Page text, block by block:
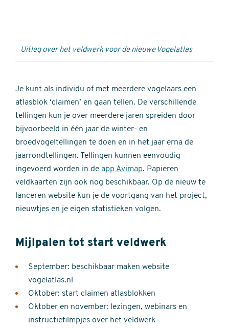
Uitleg over het veldwerk voor de nieuwe Vogelatlas
Je kunt als individu of met meerdere vogelaars een
atlasblok ‘claimen’ en gaan tellen. De verschillende
tellingen kun je over meerdere jaren spreiden door
bijvoorbeeld in één jaar de winter- en
broedvogeltellingen te doen en in het jaar erna de
jaarrondtellingen. Tellingen kunnen eenvoudig
ingevoerd worden in de app Avimap. Papieren
veldkaarten zijn ook nog beschikbaar. Op de nieuw te
lanceren website kun je de voortgang van het project,
nieuwtjes en je eigen statistieken volgen.
Mijlpalen tot start veldwerk
September: beschikbaar maken website
vogelatlas.nl
Oktober: start claimen atlasblokken
Oktober en november: lezingen, webinars en
instructiefilmpjes over het veldwerk